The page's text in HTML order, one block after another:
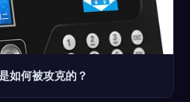
如何被攻克的？